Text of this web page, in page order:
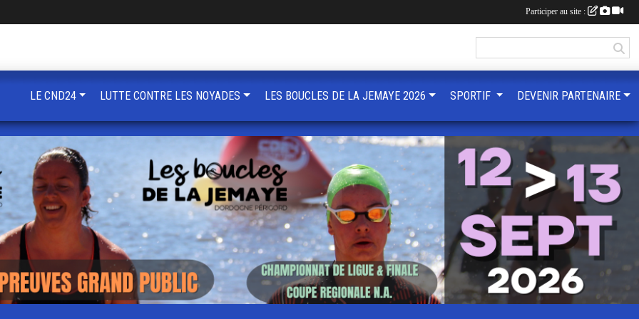
LE CND24 LUTTE CONTRE LES NOYADES LES BOUCLES DE LA JEMAYE 2026 SPORTIF DEVENIR PARTENAIRE
Participer au site :